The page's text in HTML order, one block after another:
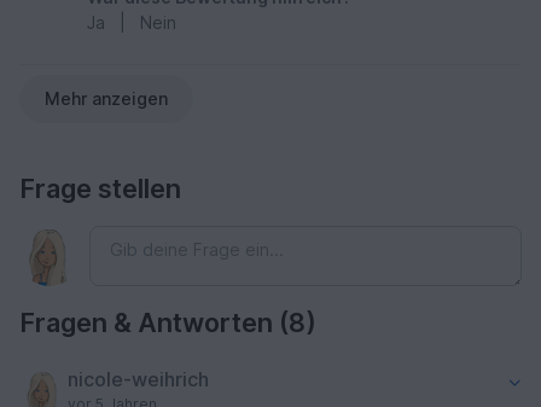
Ja
Nein
Mehr anzeigen
Frage stellen
Fragen & Antworten (8)
nicole-weihrich